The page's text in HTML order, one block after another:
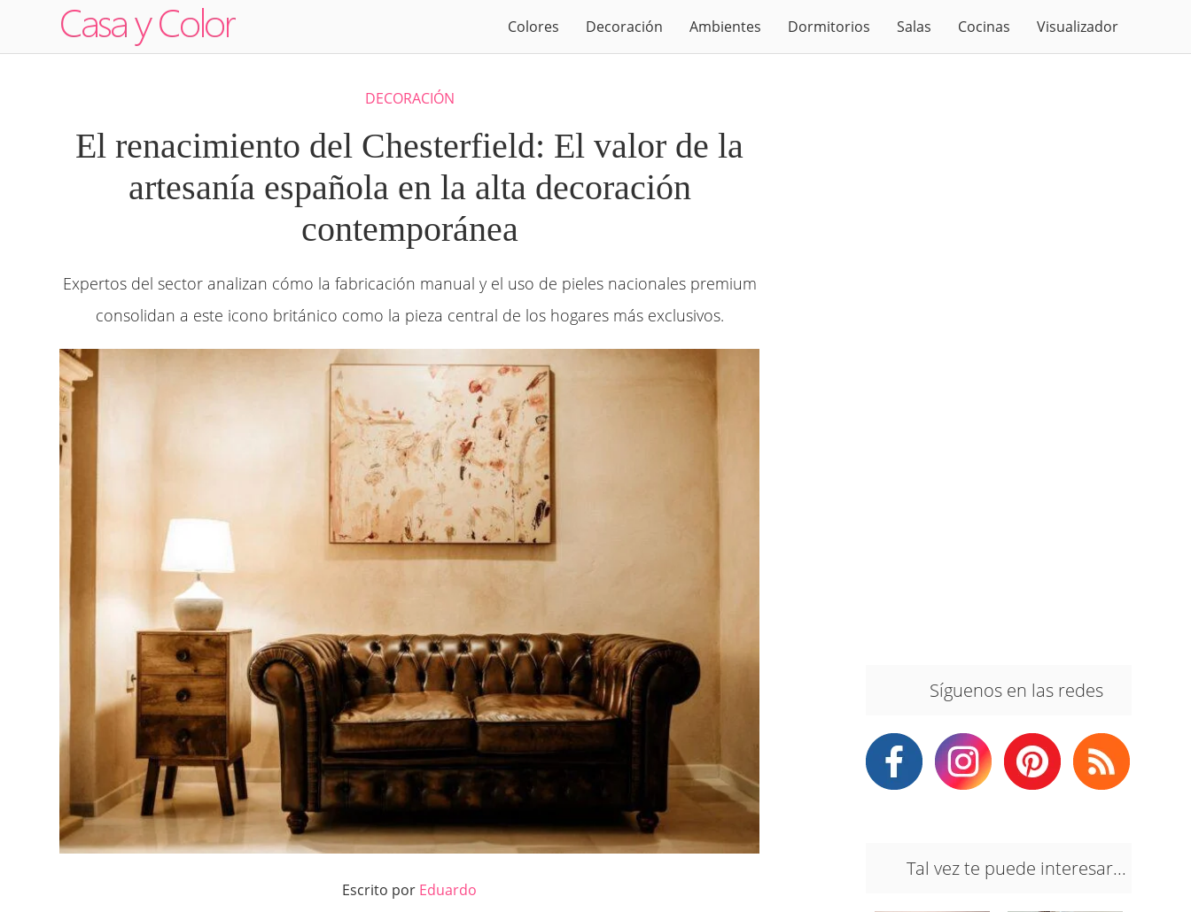
Colores Decoración Ambientes Dormitorios Salas Cocinas Visualizador
DECORACIÓN
El renacimiento del Chesterfield: El valor de la
artesanía española en la alta decoración
contemporánea
Expertos del sector analizan cómo la fabricación manual y el uso de pieles nacionales premium
consolidan a este icono británico como la pieza central de los hogares más exclusivos.
Escrito por Eduardo
Síguenos en las redes
Tal vez te puede interesar...